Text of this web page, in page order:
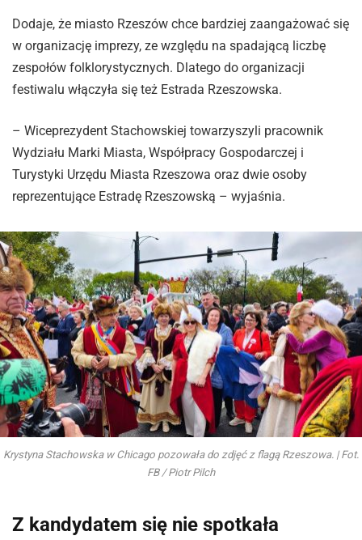
Dodaje, że miasto Rzeszów chce bardziej zaangażować się
w organizację imprezy, ze względu na spadającą liczbę
zespołów folklorystycznych. Dlatego do organizacji
festiwalu włączyła się też Estrada Rzeszowska.
– Wiceprezydent Stachowskiej towarzyszyli pracownik
Wydziału Marki Miasta, Współpracy Gospodarczej i
Turystyki Urzędu Miasta Rzeszowa oraz dwie osoby
reprezentujące Estradę Rzeszowską – wyjaśnia.
Krystyna Stachowska w Chicago pozowała do zdjęć z flagą Rzeszowa. | Fot.
FB / Piotr Pilch
Z kandydatem się nie spotkała